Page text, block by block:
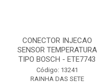
CONECTOR INJECAO
SENSOR TEMPERATURA
TIPO BOSCH - ETE7743
Código: 13241
RAINHA DAS SETE